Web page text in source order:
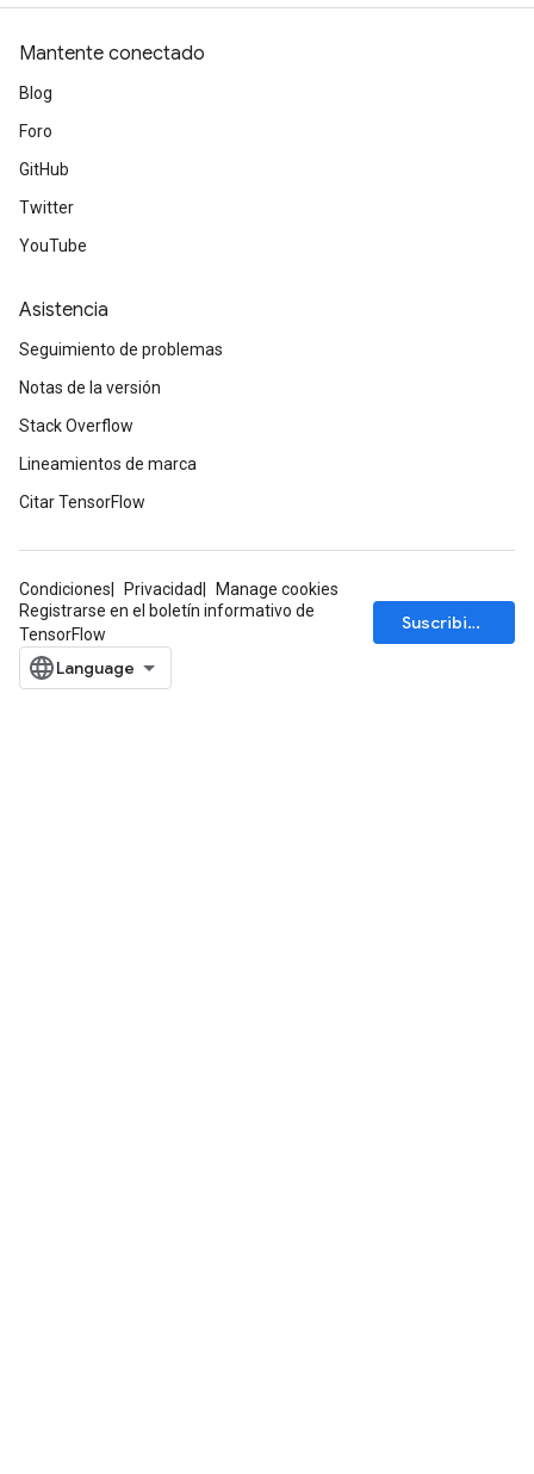
Mantente conectado
Blog
Foro
GitHub
Twitter
YouTube
Asistencia
Seguimiento de problemas
Notas de la versión
Stack Overflow
Lineamientos de marca
Citar TensorFlow
Condiciones Privacidad
Manage cookies
Registrarse en el boletín informativo de
TensorFlow
Suscribirse